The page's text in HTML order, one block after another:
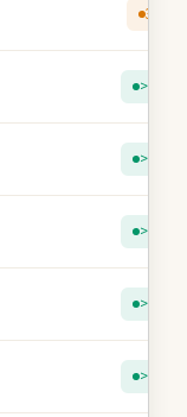
3
> 5
> 5
> 5
> 5
> 5